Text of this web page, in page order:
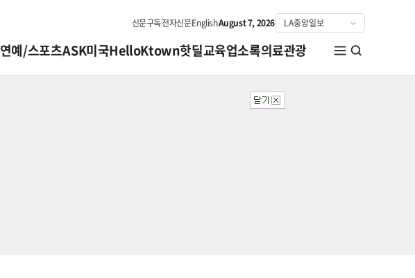
신문구독전자신문EnglishAugust 7, 2026
연예/스포츠ASK미국HelloKtown핫딜교육업소록의료관광